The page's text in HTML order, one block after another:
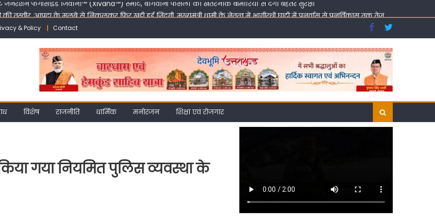
की तस्वीर, आपदा के मलबे से निकलकर फिर खड़ी हुई जिंदगी, मुख्यमंत्री धामी के नेतृत्व में भागीरथी घाटी में पुनर्वास से पुनर्विकास तक तेज
अपनी बात, एमडीडीए में हर महीने दो बार लगेगा ‘समाधान दिवस’
सख्ती, डीएम ने दी कड़ी चेतावनी
ने दायित्वधारियों से विकास और जनसेवा को सर्वोच्च प्राथमिकता देने का किया आह्वान
जेनरेशन फंगीसाइड जिवाना™️ (Xivana™️) स्मार्ट, बागवानी फसलों को खतरनाक बीमारियों से देगा बेहतर सुरक्षा
& Policy Contact
विशेष राजनीति धार्मिक मनोरंजन शिक्षा एवं रोजगार
किया गया नियमित पुलिस व्यवस्था के